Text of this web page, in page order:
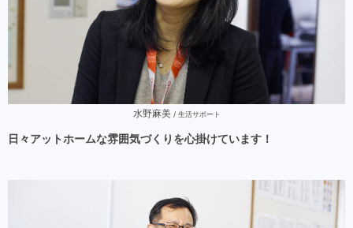
水野麻美 / 生活サポート
日々アットホームな雰囲気づくりを心掛けています！